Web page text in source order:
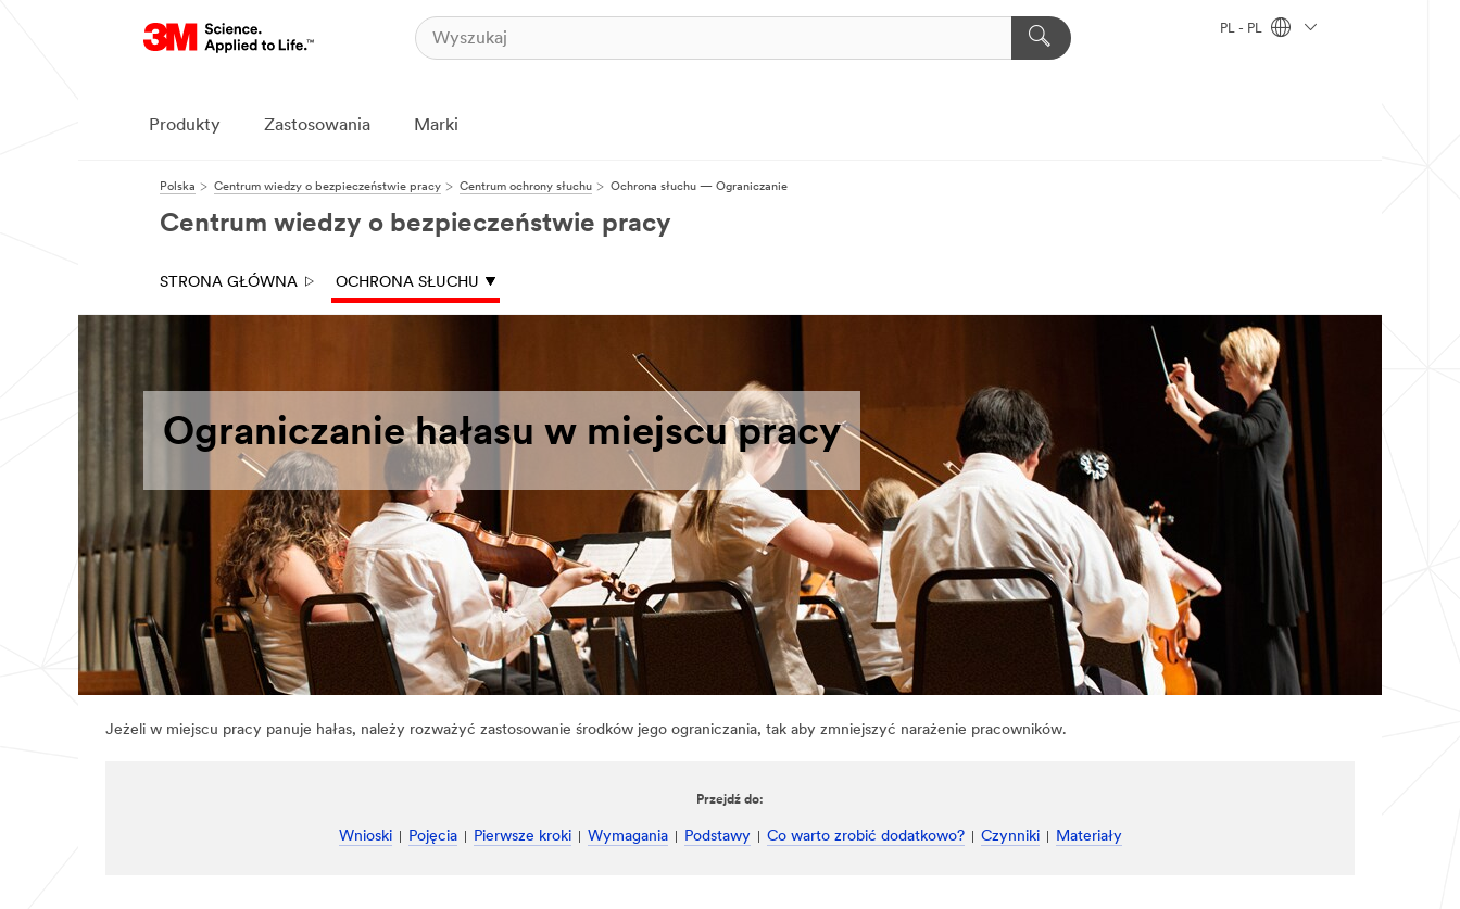
PL - PL
Produkty Zastosowania Marki
Polska Centrum wiedzy o bezpieczeństwie pracy Centrum ochrony słuchu Ochrona słuchu — Ograniczanie
Centrum wiedzy o bezpieczeństwie pracy
STRONA GŁÓWNA OCHRONA SŁUCHU
Ograniczanie hałasu w miejscu pracy
Jeżeli w miejscu pracy panuje hałas, należy rozważyć zastosowanie środków jego ograniczania, tak aby zmniejszyć narażenie pracowników.
Przejdź do:
Wnioski Pojęcia Pierwsze kroki Wymagania Podstawy Co warto zrobić dodatkowo? Czynniki Materiały